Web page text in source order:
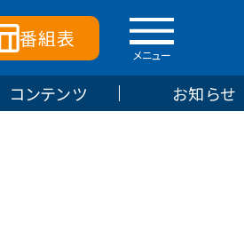
番組表
メニュー
コンテンツ お知らせ